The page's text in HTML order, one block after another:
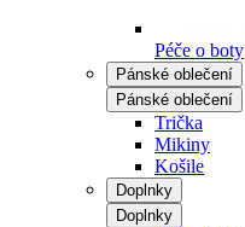
Péče o boty
Pánské oblečení
Pánské oblečení
Trička
Mikiny
Košile
Doplnky
Doplnky